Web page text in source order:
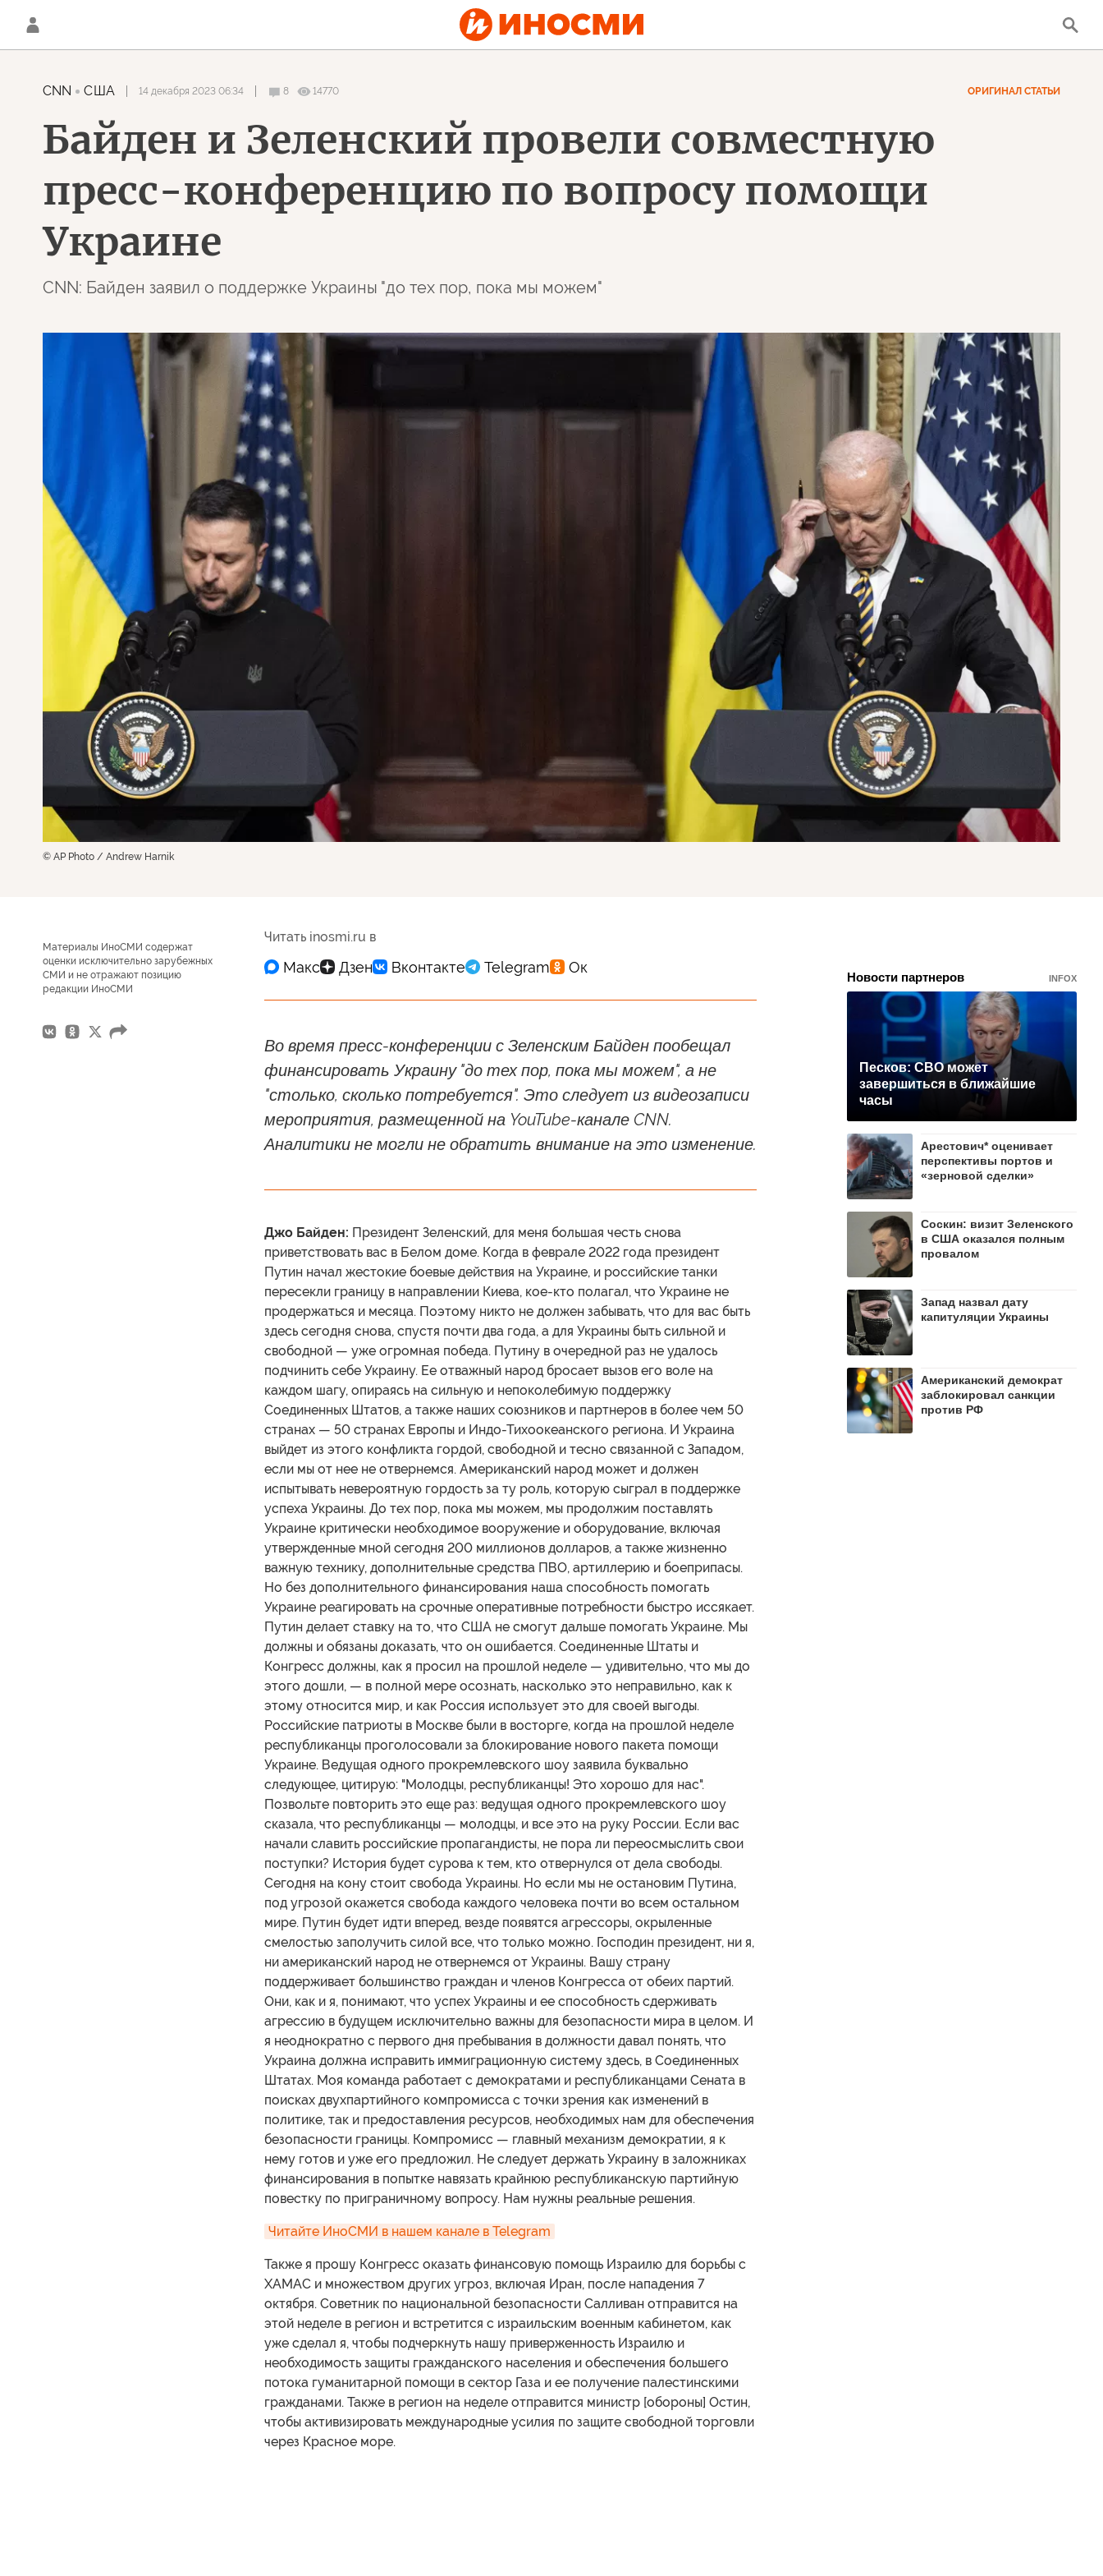
CNN США 14 декабря 2023 06:34 8 14770 ОРИГИНАЛ СТАТЬИ
Байден и Зеленский провели совместную
пресс-конференцию по вопросу помощи
Украине
CNN: Байден заявил о поддержке Украины "до тех пор, пока мы можем"
© AP Photo / Andrew Harnik
Материалы ИноСМИ содержат
оценки исключительно зарубежных
СМИ и не отражают позицию
редакции ИноСМИ
Читать inosmi.ru в
Во время пресс-конференции с Зеленским Байден пообещал
финансировать Украину "до тех пор, пока мы можем", а не
"столько, сколько потребуется". Это следует из видеозаписи
мероприятия, размещенной на YouTube-канале CNN.
Аналитики не могли не обратить внимание на это изменение.
Джо Байден: Президент Зеленский, для меня большая честь снова
приветствовать вас в Белом доме. Когда в феврале 2022 года президент
Путин начал жестокие боевые действия на Украине, и российские танки
пересекли границу в направлении Киева, кое-кто полагал, что Украине не
продержаться и месяца. Поэтому никто не должен забывать, что для вас быть
здесь сегодня снова, спустя почти два года, а для Украины быть сильной и
свободной — уже огромная победа. Путину в очередной раз не удалось
подчинить себе Украину. Ее отважный народ бросает вызов его воле на
каждом шагу, опираясь на сильную и непоколебимую поддержку
Соединенных Штатов, а также наших союзников и партнеров в более чем 50
странах — 50 странах Европы и Индо-Тихоокеанского региона. И Украина
выйдет из этого конфликта гордой, свободной и тесно связанной с Западом,
если мы от нее не отвернемся. Американский народ может и должен
испытывать невероятную гордость за ту роль, которую сыграл в поддержке
успеха Украины. До тех пор, пока мы можем, мы продолжим поставлять
Украине критически необходимое вооружение и оборудование, включая
утвержденные мной сегодня 200 миллионов долларов, а также жизненно
важную технику, дополнительные средства ПВО, артиллерию и боеприпасы.
Но без дополнительного финансирования наша способность помогать
Украине реагировать на срочные оперативные потребности быстро иссякает.
Путин делает ставку на то, что США не смогут дальше помогать Украине. Мы
должны и обязаны доказать, что он ошибается. Соединенные Штаты и
Конгресс должны, как я просил на прошлой неделе — удивительно, что мы до
этого дошли, — в полной мере осознать, насколько это неправильно, как к
этому относится мир, и как Россия использует это для своей выгоды.
Российские патриоты в Москве были в восторге, когда на прошлой неделе
республиканцы проголосовали за блокирование нового пакета помощи
Украине. Ведущая одного прокремлевского шоу заявила буквально
следующее, цитирую: "Молодцы, республиканцы! Это хорошо для нас".
Позвольте повторить это еще раз: ведущая одного прокремлевского шоу
сказала, что республиканцы — молодцы, и все это на руку России. Если вас
начали славить российские пропагандисты, не пора ли переосмыслить свои
поступки? История будет сурова к тем, кто отвернулся от дела свободы.
Сегодня на кону стоит свобода Украины. Но если мы не остановим Путина,
под угрозой окажется свобода каждого человека почти во всем остальном
мире. Путин будет идти вперед, везде появятся агрессоры, окрыленные
смелостью заполучить силой все, что только можно. Господин президент, ни я,
ни американский народ не отвернемся от Украины. Вашу страну
поддерживает большинство граждан и членов Конгресса от обеих партий.
Они, как и я, понимают, что успех Украины и ее способность сдерживать
агрессию в будущем исключительно важны для безопасности мира в целом. И
я неоднократно с первого дня пребывания в должности давал понять, что
Украина должна исправить иммиграционную систему здесь, в Соединенных
Штатах. Моя команда работает с демократами и республиканцами Сената в
поисках двухпартийного компромисса с точки зрения как изменений в
политике, так и предоставления ресурсов, необходимых нам для обеспечения
безопасности границы. Компромисс — главный механизм демократии, я к
нему готов и уже его предложил. Не следует держать Украину в заложниках
финансирования в попытке навязать крайнюю республиканскую партийную
повестку по приграничному вопросу. Нам нужны реальные решения.
Читайте ИноСМИ в нашем канале в Telegram
Также я прошу Конгресс оказать финансовую помощь Израилю для борьбы с
ХАМАС и множеством других угроз, включая Иран, после нападения 7
октября. Советник по национальной безопасности Салливан отправится на
этой неделе в регион и встретится с израильским военным кабинетом, как
уже сделал я, чтобы подчеркнуть нашу приверженность Израилю и
необходимость защиты гражданского населения и обеспечения большего
потока гуманитарной помощи в cектор Газа и ее получение палестинскими
гражданами. Также в регион на неделе отправится министр [обороны] Остин,
чтобы активизировать международные усилия по защите свободной торговли
через Красное море.
Новости партнеров INFOX
Песков: СВО может
завершиться в ближайшие
часы
Арестович* оценивает
перспективы портов и
«зерновой сделки»
Соскин: визит Зеленского
в США оказался полным
провалом
Запад назвал дату
капитуляции Украины
Американский демократ
заблокировал санкции
против РФ